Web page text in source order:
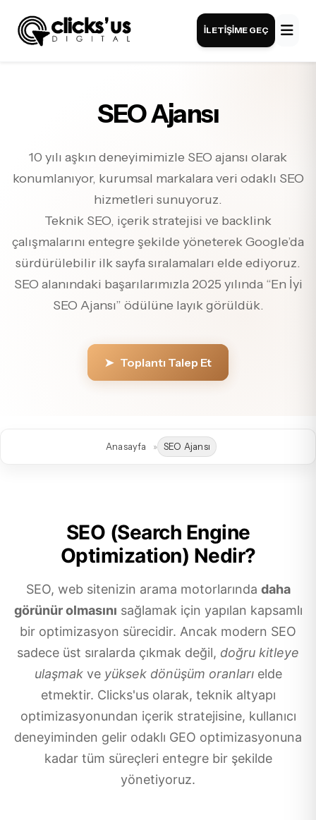
İLETIŞIME GEÇ
SEO Ajansı
10 yılı aşkın deneyimimizle SEO ajansı olarak
konumlanıyor, kurumsal markalara veri odaklı SEO
hizmetleri sunuyoruz.
Teknik SEO, içerik stratejisi ve backlink
çalışmalarını entegre şekilde yöneterek Google’da
sürdürülebilir ilk sayfa sıralamaları elde ediyoruz.
SEO alanındaki başarılarımızla 2025 yılında “En İyi
SEO Ajansı” ödülüne layık görüldük.
➤ Toplantı Talep Et
Anasayfa SEO Ajansı
SEO (Search Engine
Optimization) Nedir?
SEO, web sitenizin arama motorlarında daha
görünür olmasını sağlamak için yapılan kapsamlı
bir optimizasyon sürecidir. Ancak modern SEO
sadece üst sıralarda çıkmak değil, doğru kitleye
ulaşmakve yüksek dönüşüm oranlarıelde
etmektir. Clicks'us olarak, teknik altyapı
optimizasyonundan içerik stratejisine, kullanıcı
deneyiminden gelir odaklı GEO optimizasyonuna
kadar tüm süreçleri entegre bir şekilde
yönetiyoruz.